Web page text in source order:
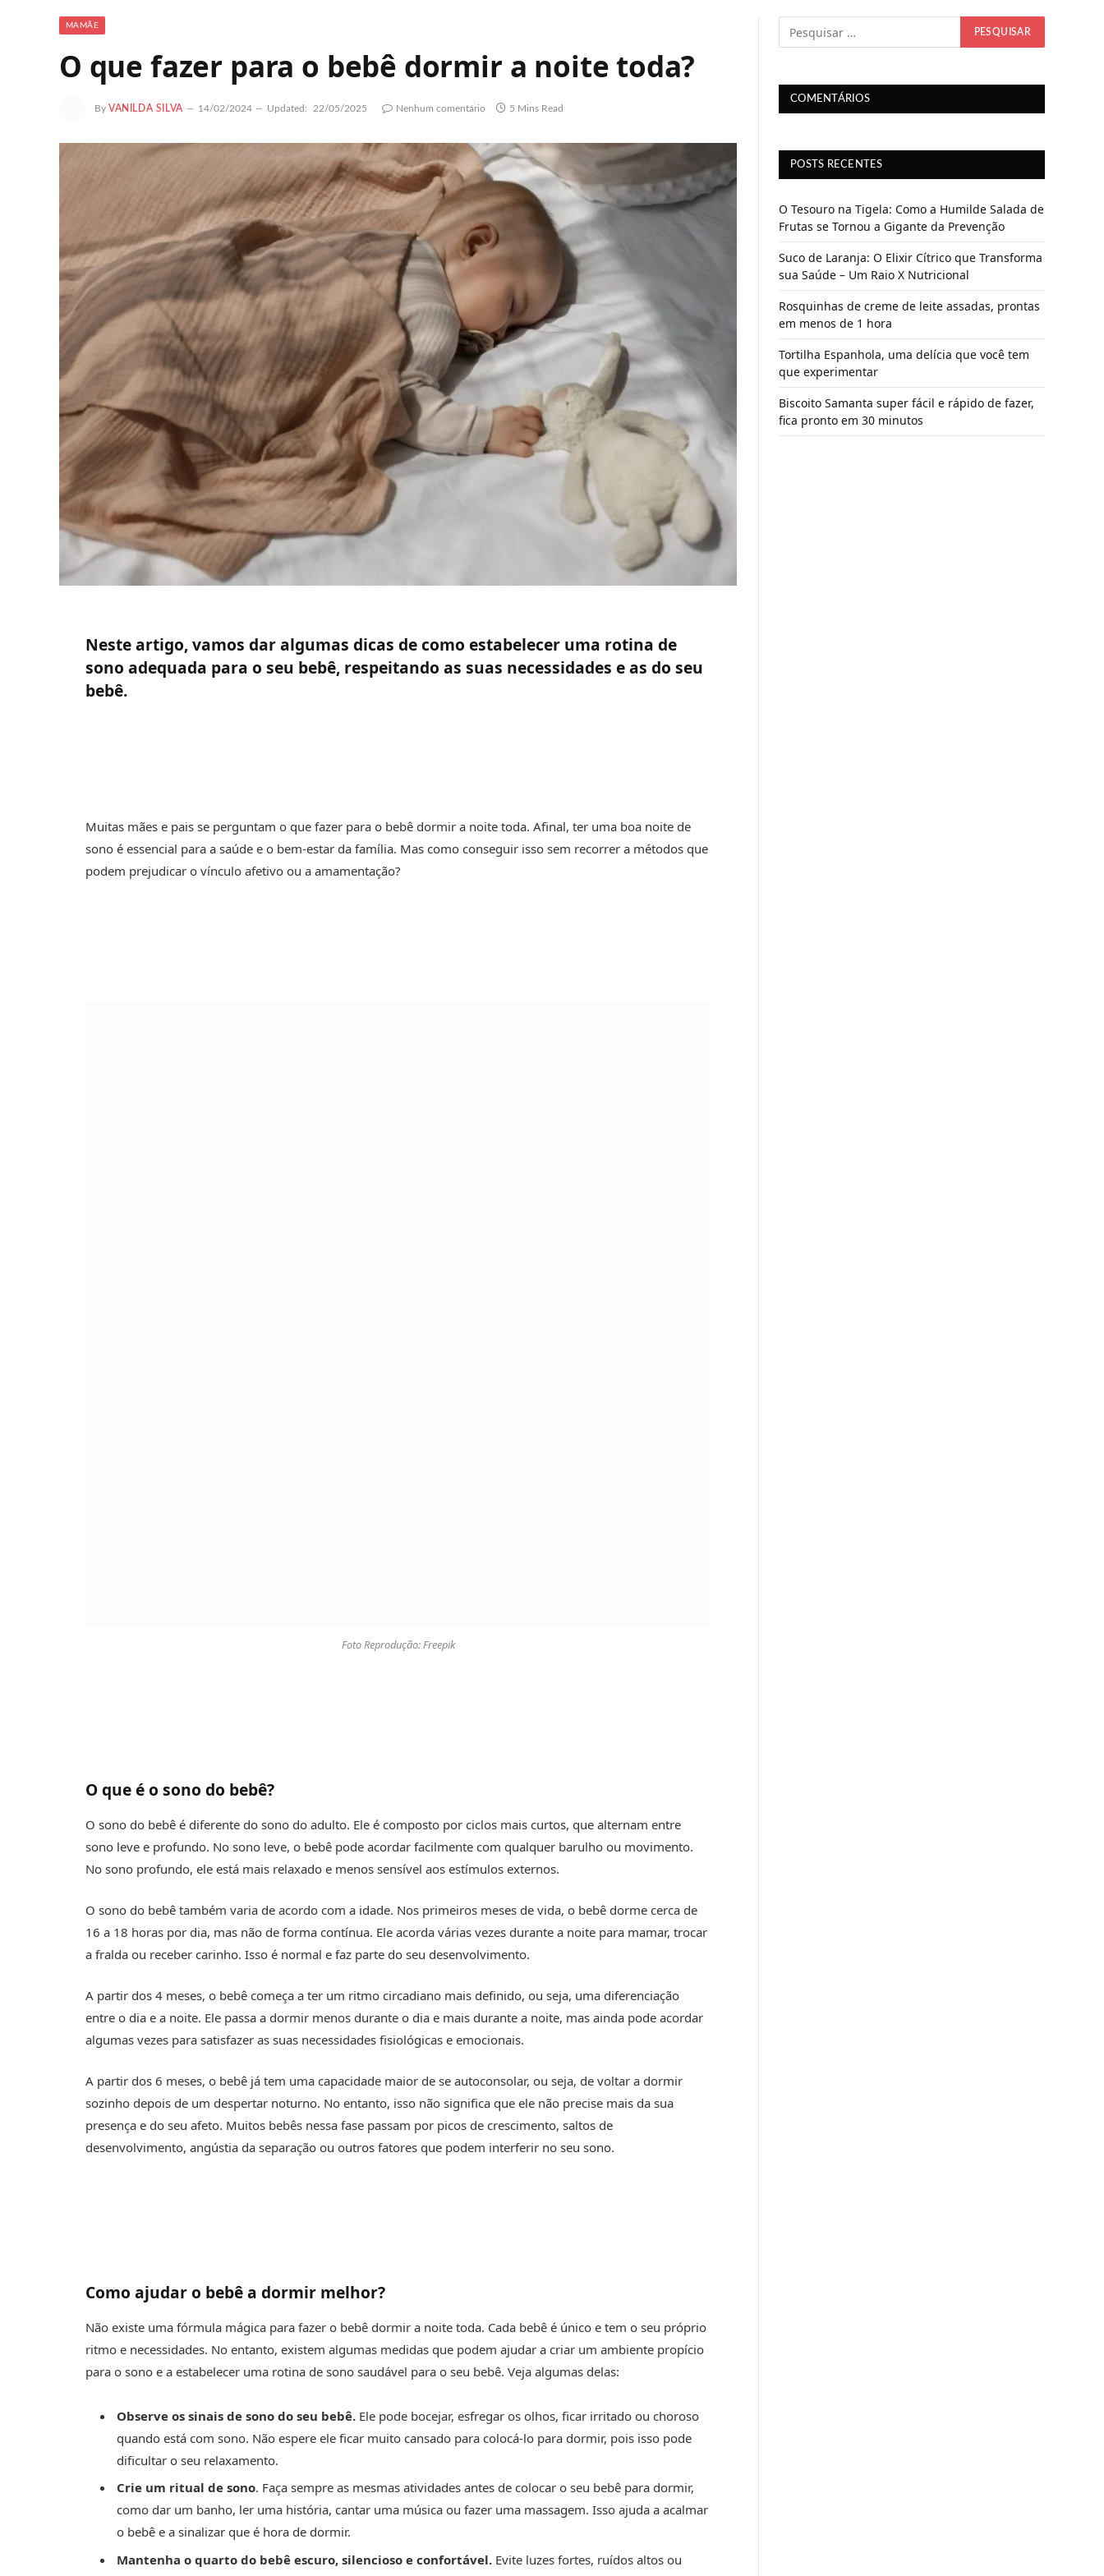
MAMÃE
O que fazer para o bebê dormir a noite toda?
By VANILDA SILVA 14/02/2024 Updated: 22/05/2025 Nenhum comentário 5 Mins Read
Neste artigo, vamos dar algumas dicas de como estabelecer uma rotina de
sono adequada para o seu bebê, respeitando as suas necessidades e as do seu
bebê.
Muitas mães e pais se perguntam o que fazer para o bebê dormir a noite toda. Afinal, ter uma boa noite de
sono é essencial para a saúde e o bem-estar da família. Mas como conseguir isso sem recorrer a métodos que
podem prejudicar o vínculo afetivo ou a amamentação?
Foto Reprodução: Freepik
O que é o sono do bebê?
O sono do bebê é diferente do sono do adulto. Ele é composto por ciclos mais curtos, que alternam entre
sono leve e profundo. No sono leve, o bebê pode acordar facilmente com qualquer barulho ou movimento.
No sono profundo, ele está mais relaxado e menos sensível aos estímulos externos.
O sono do bebê também varia de acordo com a idade. Nos primeiros meses de vida, o bebê dorme cerca de
16 a 18 horas por dia, mas não de forma contínua. Ele acorda várias vezes durante a noite para mamar, trocar
a fralda ou receber carinho. Isso é normal e faz parte do seu desenvolvimento.
A partir dos 4 meses, o bebê começa a ter um ritmo circadiano mais definido, ou seja, uma diferenciação
entre o dia e a noite. Ele passa a dormir menos durante o dia e mais durante a noite, mas ainda pode acordar
algumas vezes para satisfazer as suas necessidades fisiológicas e emocionais.
A partir dos 6 meses, o bebê já tem uma capacidade maior de se autoconsolar, ou seja, de voltar a dormir
sozinho depois de um despertar noturno. No entanto, isso não significa que ele não precise mais da sua
presença e do seu afeto. Muitos bebês nessa fase passam por picos de crescimento, saltos de
desenvolvimento, angústia da separação ou outros fatores que podem interferir no seu sono.
Como ajudar o bebê a dormir melhor?
Não existe uma fórmula mágica para fazer o bebê dormir a noite toda. Cada bebê é único e tem o seu próprio
ritmo e necessidades. No entanto, existem algumas medidas que podem ajudar a criar um ambiente propício
para o sono e a estabelecer uma rotina de sono saudável para o seu bebê. Veja algumas delas:
Observe os sinais de sono do seu bebê. Ele pode bocejar, esfregar os olhos, ficar irritado ou choroso
quando está com sono. Não espere ele ficar muito cansado para colocá-lo para dormir, pois isso pode
dificultar o seu relaxamento.
Crie um ritual de sono. Faça sempre as mesmas atividades antes de colocar o seu bebê para dormir,
como dar um banho, ler uma história, cantar uma música ou fazer uma massagem. Isso ajuda a acalmar
o bebê e a sinalizar que é hora de dormir.
Mantenha o quarto do bebê escuro, silencioso e confortável. Evite luzes fortes, ruídos altos ou
COMENTÁRIOS
POSTS RECENTES
O Tesouro na Tigela: Como a Humilde Salada de
Frutas se Tornou a Gigante da Prevenção
Suco de Laranja: O Elixir Cítrico que Transforma
sua Saúde – Um Raio X Nutricional
Rosquinhas de creme de leite assadas, prontas
em menos de 1 hora
Tortilha Espanhola, uma delícia que você tem
que experimentar
Biscoito Samanta super fácil e rápido de fazer,
fica pronto em 30 minutos